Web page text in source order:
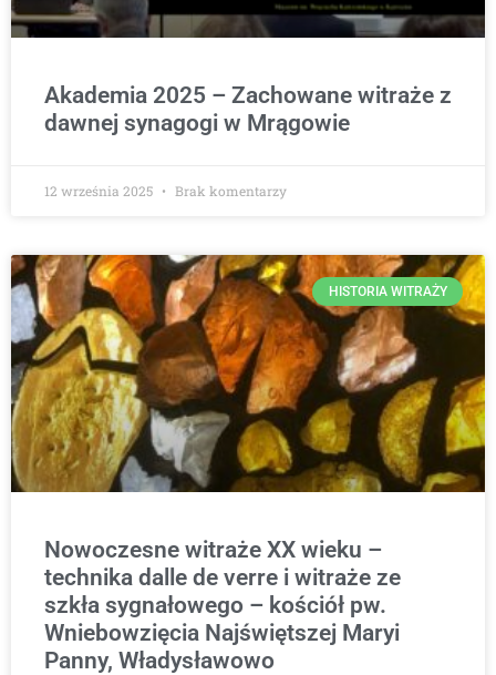
Akademia 2025 – Zachowane witraże z
dawnej synagogi w Mrągowie
12 września 2025 Brak komentarzy
HISTORIA WITRAŻY
Nowoczesne witraże XX wieku –
technika dalle de verre i witraże ze
szkła sygnałowego – kościół pw.
Wniebowzięcia Najświętszej Maryi
Panny, Władysławowo